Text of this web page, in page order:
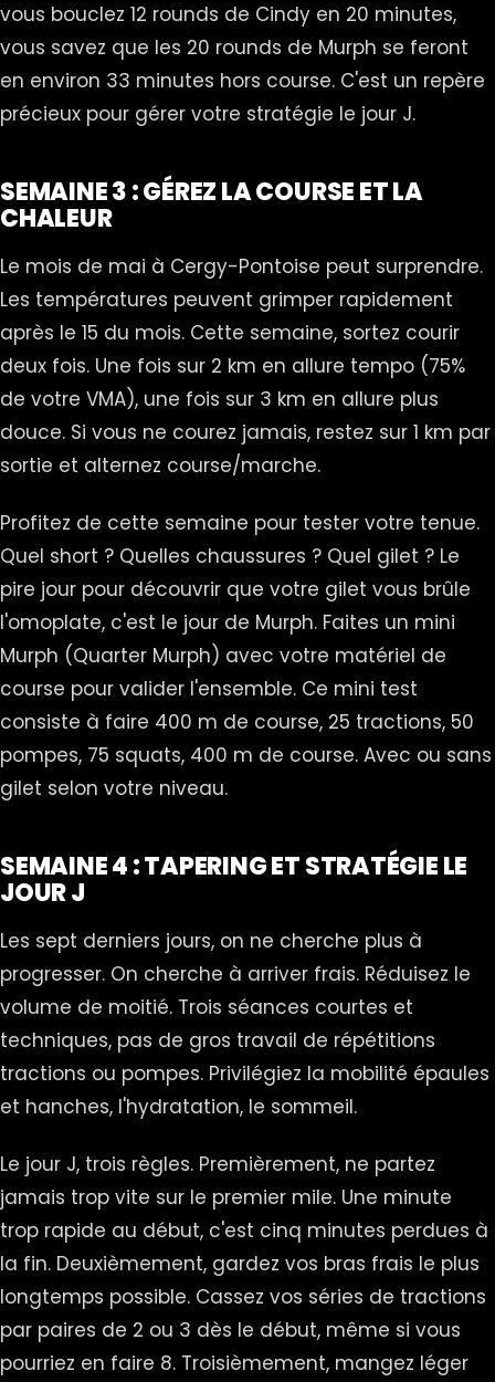
vous bouclez 12 rounds de Cindy en 20 minutes,
vous savez que les 20 rounds de Murph se feront
en environ 33 minutes hors course. C'est un repère
précieux pour gérer votre stratégie le jour J.
SEMAINE 3 : GÉREZ LA COURSE ET LA
CHALEUR
Le mois de mai à Cergy-Pontoise peut surprendre.
Les températures peuvent grimper rapidement
après le 15 du mois. Cette semaine, sortez courir
deux fois. Une fois sur 2 km en allure tempo (75%
de votre VMA), une fois sur 3 km en allure plus
douce. Si vous ne courez jamais, restez sur 1 km par
sortie et alternez course/marche.
Profitez de cette semaine pour tester votre tenue.
Quel short ? Quelles chaussures ? Quel gilet ? Le
pire jour pour découvrir que votre gilet vous brûle
l'omoplate, c'est le jour de Murph. Faites un mini
Murph (Quarter Murph) avec votre matériel de
course pour valider l'ensemble. Ce mini test
consiste à faire 400 m de course, 25 tractions, 50
pompes, 75 squats, 400 m de course. Avec ou sans
gilet selon votre niveau.
SEMAINE 4 : TAPERING ET STRATÉGIE LE
JOUR J
Les sept derniers jours, on ne cherche plus à
progresser. On cherche à arriver frais. Réduisez le
volume de moitié. Trois séances courtes et
techniques, pas de gros travail de répétitions
tractions ou pompes. Privilégiez la mobilité épaules
et hanches, l'hydratation, le sommeil.
Le jour J, trois règles. Premièrement, ne partez
jamais trop vite sur le premier mile. Une minute
trop rapide au début, c'est cinq minutes perdues à
la fin. Deuxièmement, gardez vos bras frais le plus
longtemps possible. Cassez vos séries de tractions
par paires de 2 ou 3 dès le début, même si vous
pourriez en faire 8. Troisièmement, mangez léger